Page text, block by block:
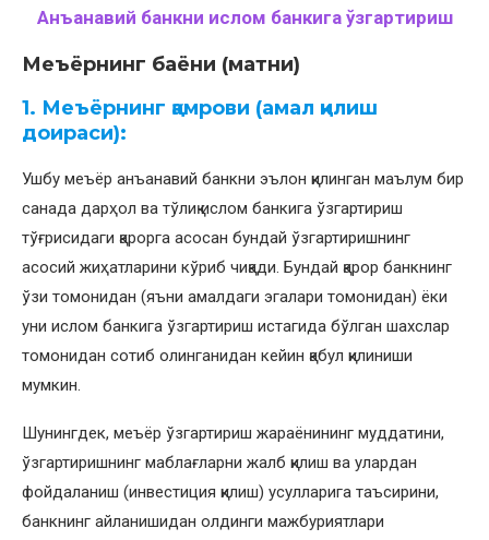
Анъанавий банкни ислом банкига ўзгартириш
Меъёрнинг баёни (матни)
1. Меъёрнинг қамрови (амал қилиш
доираси):
Ушбу меъёр анъанавий банкни эълон қилинган маълум бир
санада дарҳол ва тўлиқ ислом банкига ўзгартириш
тўғрисидаги қарорга асосан бундай ўзгартиришнинг
асосий жиҳатларини кўриб чиқади. Бундай қарор банкнинг
ўзи томонидан (яъни амалдаги эгалари томонидан) ёки
уни ислом банкига ўзгартириш истагида бўлган шахслар
томонидан сотиб олинганидан кейин қабул қилиниши
мумкин.
Шунингдек, меъёр ўзгартириш жараёнининг муддатини,
ўзгартиришнинг маблағларни жалб қилиш ва улардан
фойдаланиш (инвестиция қилиш) усулларига таъсирини,
банкнинг айланишидан олдинги мажбуриятлари